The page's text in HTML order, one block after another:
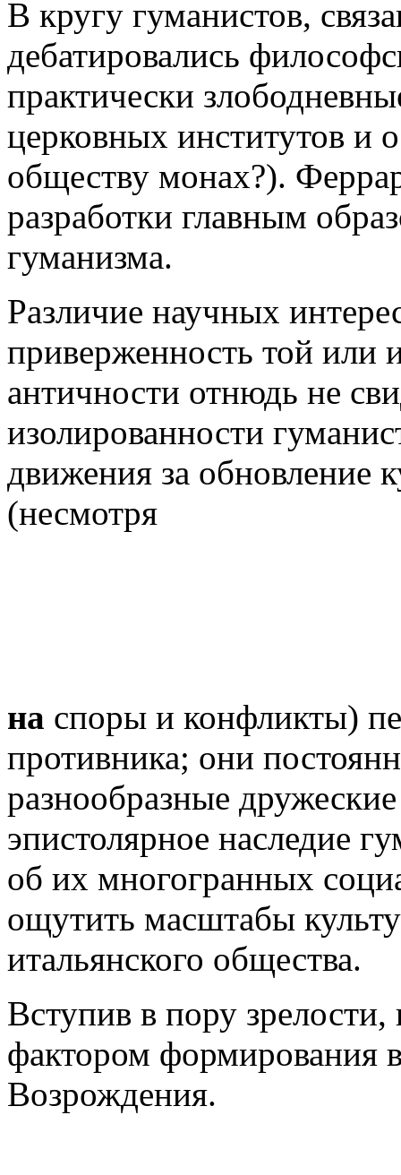
В кругу гуманистов,
дебатировались
практически
церковных институтов и
обществу монах?).
разработки главным
гуманизма.
Различие научных
приверженность той или
античности отнюдь не
изолированности
движения за обновление
(несмотря
на споры и конфликты)
противника; они
разнообразные
эпистолярное наследие
об их многогранных
ощутить масштабы
итальянского общества.
Вступив в пору
фактором формирования
Возрождения.